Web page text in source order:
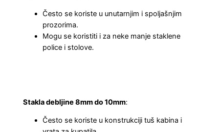
Često se koriste u unutarnjim i spoljašnjim
prozorima.
Mogu se koristiti i za neke manje staklene
police i stolove.
Stakla debljine 8mm do 10mm:
Često se koriste u konstrukciji tuš kabina i